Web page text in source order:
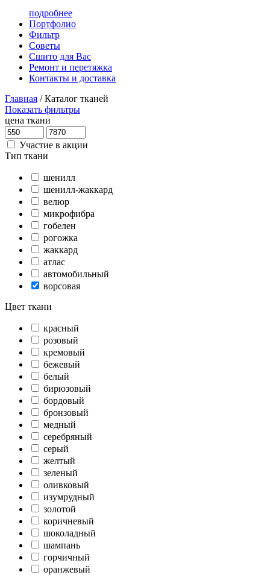
подробнее
Портфолио
Фильтр
Советы
Сшито для Вас
Ремонт и перетяжка
Контакты и доставка
Главная / Каталог тканей
Показать фильтры
цена ткани
Участие в акции
Тип ткани
шенилл
шенилл-жаккард
велюр
микрофибра
гобелен
рогожка
жаккард
атлас
автомобильный
ворсовая
Цвет ткани
красный
розовый
кремовый
бежевый
белый
бирюзовый
бордовый
бронзовый
медный
серебряный
серый
желтый
зеленый
оливковый
изумрудный
золотой
коричневый
шоколадный
шампань
горчичный
оранжевый